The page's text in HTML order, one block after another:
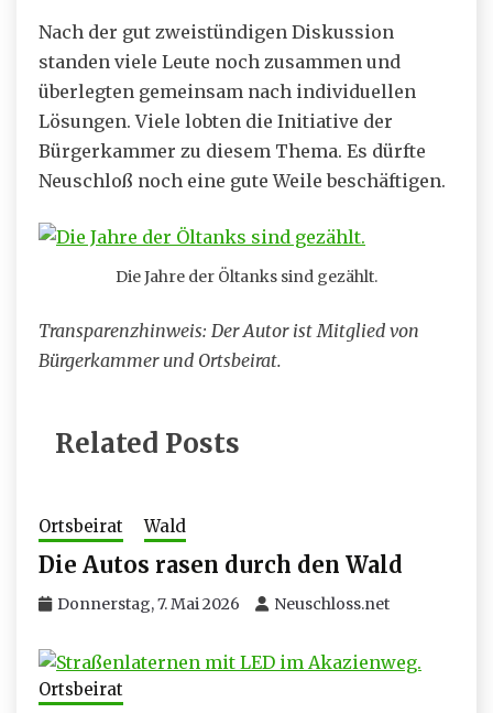
Nach der gut zweistündigen Diskussion
standen viele Leute noch zusammen und
überlegten gemeinsam nach individuellen
Lösungen. Viele lobten die Initiative der
Bürgerkammer zu diesem Thema. Es dürfte
Neuschloß noch eine gute Weile beschäftigen.
Die Jahre der Öltanks sind gezählt.
Transparenzhinweis: Der Autor ist Mitglied von
Bürgerkammer und Ortsbeirat.
Related Posts
Ortsbeirat Wald
Die Autos rasen durch den Wald
Donnerstag, 7. Mai 2026 Neuschloss.net
Ortsbeirat